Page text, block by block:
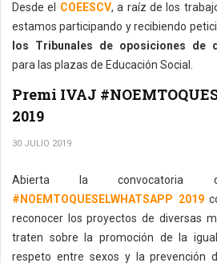
Desde el COEESCV, a raíz de los
estamos participando y recibiendo
los Tribunales de oposiciones de
para las plazas de Educación Social.
Premi IVAJ
2019
30 JULIO 2019
Abierta la
#NOEMTOQUESELWHATSAPP 2019
reconocer los proyectos de diversas
traten sobre la promoción de la
respeto entre sexos y la prevención